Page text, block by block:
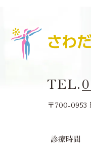
TEL.
〒700-0953
診療時間